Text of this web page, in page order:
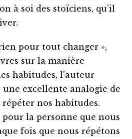
à soi des stoïciens, qu’il
pour tout changer »,
sur la manière
habitudes, l’auteur
une excellente analogie de
répéter nos habitudes.
pour la personne que nous
fois que nous répétons